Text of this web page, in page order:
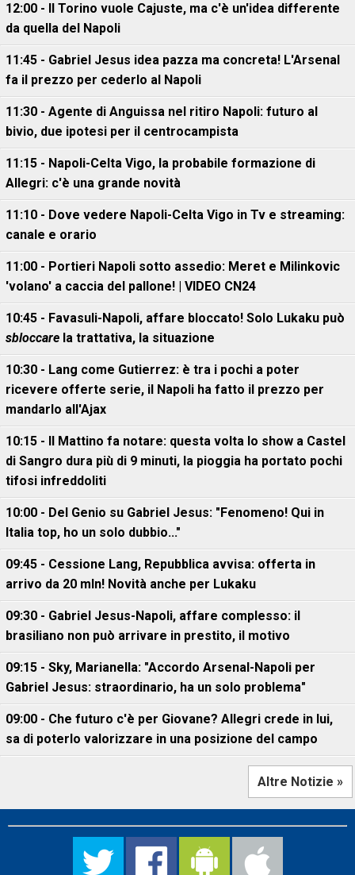
12:00 - Il Torino vuole Cajuste, ma c'è un'idea differente
da quella del Napoli
11:45 - Gabriel Jesus idea pazza ma concreta! L'Arsenal
fa il prezzo per cederlo al Napoli
11:30 - Agente di Anguissa nel ritiro Napoli: futuro al
bivio, due ipotesi per il centrocampista
11:15 - Napoli-Celta Vigo, la probabile formazione di
Allegri: c'è una grande novità
11:10 - Dove vedere Napoli-Celta Vigo in Tv e streaming:
canale e orario
11:00 - Portieri Napoli sotto assedio: Meret e Milinkovic
'volano' a caccia del pallone! | VIDEO CN24
10:45 - Favasuli-Napoli, affare bloccato! Solo Lukaku può
sbloccare la trattativa, la situazione
10:30 - Lang come Gutierrez: è tra i pochi a poter
ricevere offerte serie, il Napoli ha fatto il prezzo per
mandarlo all'Ajax
10:15 - Il Mattino fa notare: questa volta lo show a Castel
di Sangro dura più di 9 minuti, la pioggia ha portato pochi
tifosi infreddoliti
10:00 - Del Genio su Gabriel Jesus: "Fenomeno! Qui in
Italia top, ho un solo dubbio..."
09:45 - Cessione Lang, Repubblica avvisa: offerta in
arrivo da 20 mln! Novità anche per Lukaku
09:30 - Gabriel Jesus-Napoli, affare complesso: il
brasiliano non può arrivare in prestito, il motivo
09:15 - Sky, Marianella: "Accordo Arsenal-Napoli per
Gabriel Jesus: straordinario, ha un solo problema"
09:00 - Che futuro c'è per Giovane? Allegri crede in lui,
sa di poterlo valorizzare in una posizione del campo
Altre Notizie »